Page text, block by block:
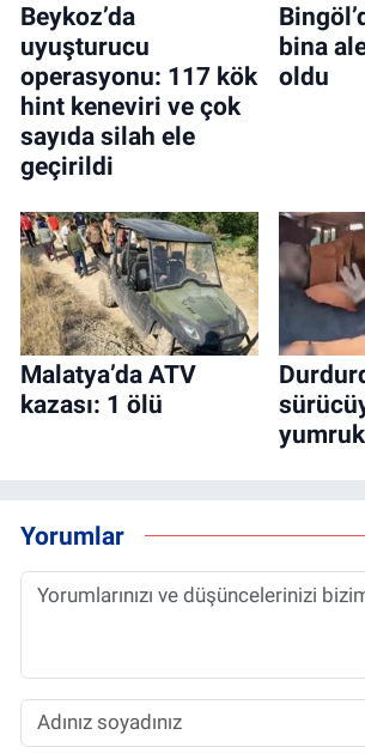
Beykoz’da
uyuşturucu
operasyonu: 117 kök
hint keneviri ve çok
sayıda silah ele
geçirildi
bina
oldu
Malatya’da ATV
kazası: 1 ölü
Yorumlar